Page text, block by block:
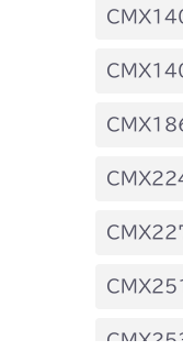
フロ
フロ
フロ
本体
本体
CMX251
本体